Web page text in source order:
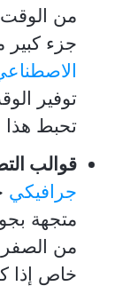
من الوقت
جزء كبير
توفير
تحبط هذا
قوالب
جرافيكي
متجهة
من
خاص إذا